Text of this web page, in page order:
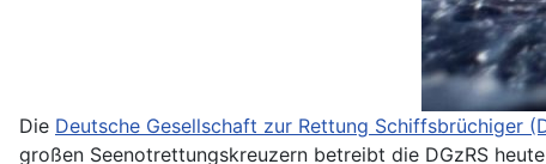
Die Deutsche Gesellschaft zur Rettung Schiffsbrüchiger
großen Seenotrettungskreuzern betreibt die DGzRS